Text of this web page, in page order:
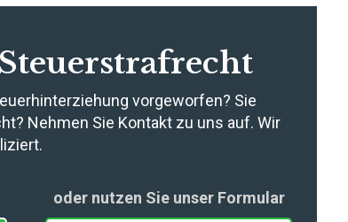
vorgeworfen? Sie
Nehmen Sie Kontakt zu uns auf. Wir
oder nutzen Sie unser Formular